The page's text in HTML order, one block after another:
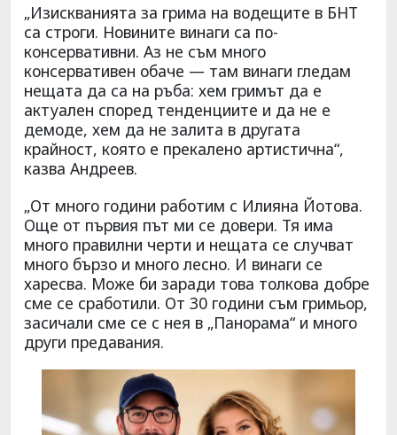
„Изискванията за грима на водещите в БНТ
са строги. Новините винаги са по-
консервативни. Аз не съм много
консервативен обаче — там винаги гледам
нещата да са на ръба: хем гримът да е
актуален според тенденциите и да не е
демоде, хем да не залита в другата
крайност, която е прекалено артистична“,
казва Андреев.
„От много години работим с Илияна Йотова.
Още от първия път ми се довери. Тя има
много правилни черти и нещата се случват
много бързо и много лесно. И винаги се
харесва. Може би заради това толкова добре
сме се сработили. От 30 години съм гримьор,
засичали сме се с нея в „Панорама“ и много
други предавания.